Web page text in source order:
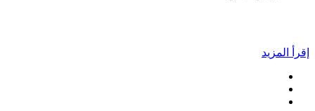
إقرأ المزيد